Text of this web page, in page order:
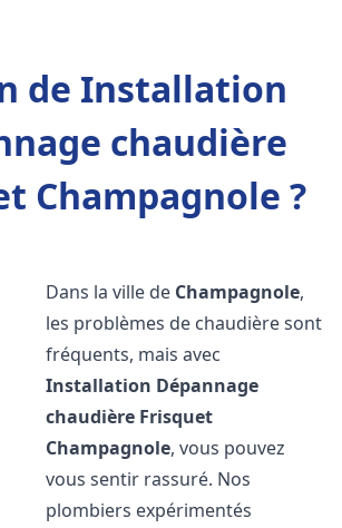
de Installation
chaudière
Champagnole ?
Dans la ville de Champagnole,
les problèmes de chaudière sont
fréquents, mais avec
Installation Dépannage
chaudière Frisquet
Champagnole, vous pouvez
vous sentir rassuré. Nos
plombiers expérimentés